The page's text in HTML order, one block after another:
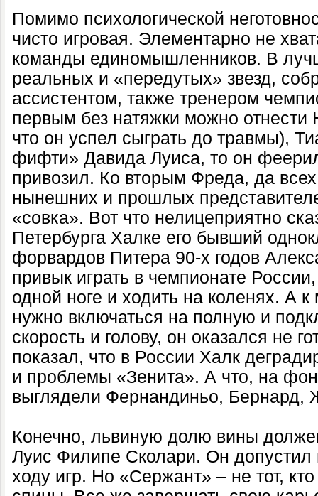
Помимо психологической
чисто игровая. Элементарно не
команды единомышленников. В
реальных и «передутых» звезд,
ассистентом, также тренером
первым без натяжки можно
что он успел сыграть до травмы),
фифти» Давида Луиса, то он
привозил. Ко вторым Фреда, да
нынешних и прошлых
«совка». Вот что нелицеприятно
Петербурга Халке его бывший
форвардов Питера 90-х годов
привык играть в чемпионате
одной ноге и ходить на коленях. А
нужно включаться на полную и
скорость и голову, он оказался не
показал, что в России Халк
и проблемы «Зенита». А что, на
выглядели Фернандиньо, Бернард,
Конечно, львиную долю вины
Луис Филипе Сколари. Он
ходу игр. Но «Сержант» – не тот,